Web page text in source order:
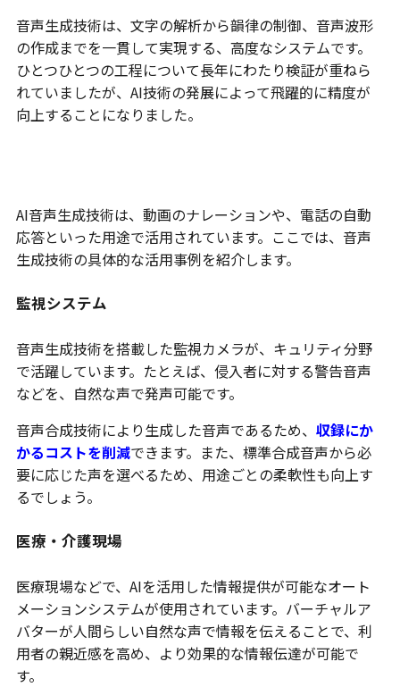
音声生成技術は、文字の解析から韻律の制御、音声波形
の作成までを一貫して実現する、高度なシステムです。
ひとつひとつの工程について長年にわたり検証が重ねら
れていましたが、AI技術の発展によって飛躍的に精度が
向上することになりました。
AI音声生成技術は、動画のナレーションや、電話の自動
応答といった用途で活用されています。ここでは、音声
生成技術の具体的な活用事例を紹介します。
監視システム
音声生成技術を搭載した監視カメラが、キュリティ分野
で活躍しています。たとえば、侵入者に対する警告音声
などを、自然な声で発声可能です。
音声合成技術により生成した音声であるため、 収録にか
かるコストを削減できます。また、標準合成音声から必
要に応じた声を選べるため、用途ごとの柔軟性も向上す
るでしょう。
医療・介護現場
医療現場などで、AIを活用した情報提供が可能なオート
メーションシステムが使用されています。バーチャルア
バターが人間らしい自然な声で情報を伝えることで、利
用者の親近感を高め、より効果的な情報伝達が可能で
す。